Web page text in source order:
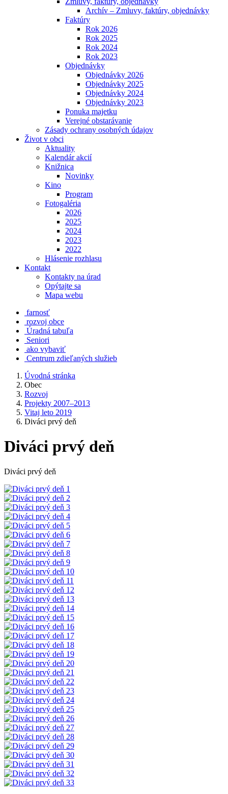
Archív – Zmluvy, faktúry, objednávky
Faktúry
Rok 2026
Rok 2025
Rok 2024
Rok 2023
Objednávky
Objednávky 2026
Objednávky 2025
Objednávky 2024
Objednávky 2023
Ponuka majetku
Verejné obstarávanie
Zásady ochrany osobných údajov
Život v obci
Aktuality
Kalendár akcií
Knižnica
Novinky
Kino
Program
Fotogaléria
2026
2025
2024
2023
2022
Hlásenie rozhlasu
Kontakt
Kontakty na úrad
Opýtajte sa
Mapa webu
farnosť
rozvoj obce
Úradná tabuľa
Seniori
ako vybaviť
Centrum zdieľaných služieb
Úvodná stránka
Obec
Rozvoj
Projekty 2007–2013
Vitaj leto 2019
Diváci prvý deň
Diváci prvý deň
Diváci prvý deň